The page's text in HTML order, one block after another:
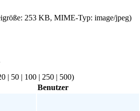
253 KB, MIME-Typ: image/jpeg)
| 50 | 100 | 250 | 500)
Benutzer